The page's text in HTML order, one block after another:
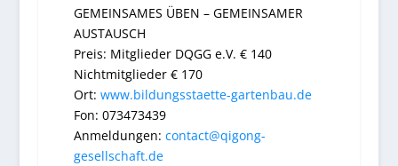
GEMEINSAMES ÜBEN – GEMEINSAMER
AUSTAUSCH
Preis: Mitglieder DQGG e.V. € 140
Nichtmitglieder € 170
Ort: www.bildungsstaette-gartenbau.de
Fon: 073473439
Anmeldungen: contact@qigong-
gesellschaft.de